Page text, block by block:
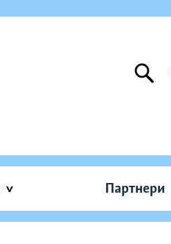
Партнери